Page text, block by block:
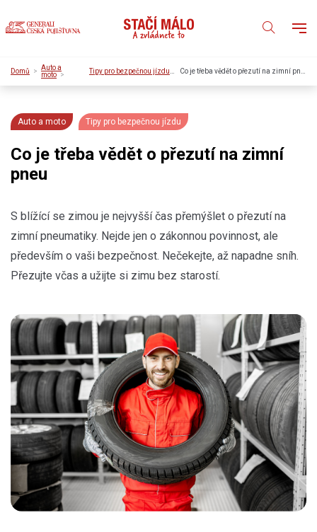
Domů
Auto a
moto
Auto a moto Tipy pro bezpečnou jízdu
Co je třeba vědět o přezutí na zimní
pneu
S blížící se zimou je nejvyšší čas přemýšlet o přezutí na
zimní pneumatiky. Nejde jen o zákonnou povinnost, ale
především o vaši bezpečnost. Nečekejte, až napadne sníh.
Přezujte včas a užijte si zimu bez starostí.